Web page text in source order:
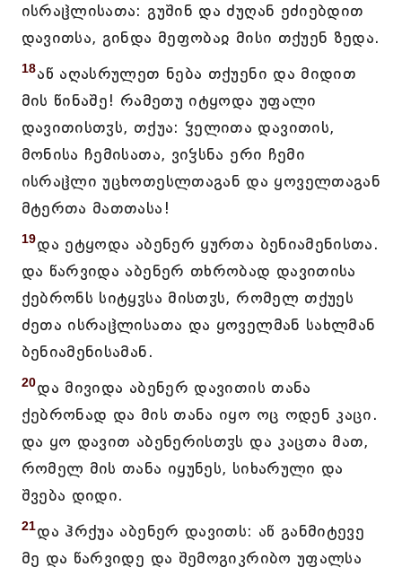
ისრაჱლისათა: გუშინ და ძუღან ეძიებდით
დავითსა, გინდა მეფობაჲ მისი თქუენ ზედა.
18აწ აღასრულეთ ნება თქუენი და მიდით
მის წინაშე! რამეთუ იტყოდა უფალი
დავითისთჳს, თქუა: ჴელითა დავითის,
მონისა ჩემისათა, ვიჴსნა ერი ჩემი
ისრაჱლი უცხოთესლთაგან და ყოველთაგან
მტერთა მათთასა!
19და ეტყოდა აბენერ ყურთა ბენიამენისთა.
და წარვიდა აბენერ თხრობად დავითისა
ქებრონს სიტყჳსა მისთჳს, რომელ თქუეს
ძეთა ისრაჱლისათა და ყოველმან სახლმან
ბენიამენისამან.
20და მივიდა აბენერ დავითის თანა
ქებრონად და მის თანა იყო ოც ოდენ კაცი.
და ყო დავით აბენერისთჳს და კაცთა მათ,
რომელ მის თანა იყუნეს, სიხარული და
შვება დიდი.
21და ჰრქუა აბენერ დავითს: აწ განმიტევე
მე და წარვიდე და შემოგიკრიბო უფალსა